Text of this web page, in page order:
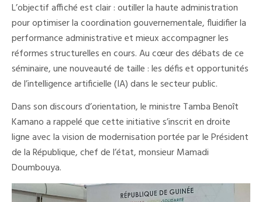
L’objectif affiché est clair : outiller la haute administration
pour optimiser la coordination gouvernementale, fluidifier la
performance administrative et mieux accompagner les
réformes structurelles en cours. Au cœur des débats de ce
séminaire, une nouveauté de taille : les défis et opportunités
de l’intelligence artificielle (IA) dans le secteur public.
Dans son discours d’orientation, le ministre Tamba Benoît
Kamano a rappelé que cette initiative s’inscrit en droite
ligne avec la vision de modernisation portée par le Président
de la République, chef de l’état, monsieur Mamadi
Doumbouya.